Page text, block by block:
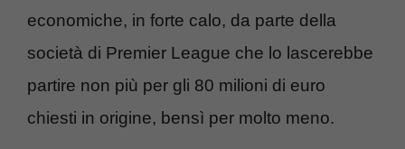
economiche, in forte calo, da parte della
società di Premier League che lo lascerebbe
partire non più per gli 80 milioni di euro
chiesti in origine, bensì per molto meno.